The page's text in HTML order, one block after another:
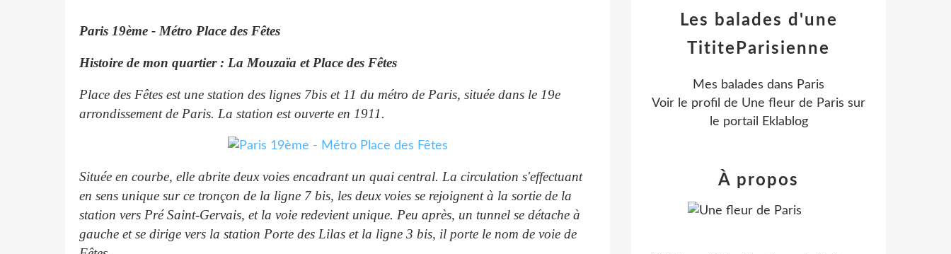
Paris 19ème - Métro Place des Fêtes
Histoire de mon quartier : La Mouzaïa et Place des Fêtes
Place des Fêtes est une station des lignes 7bis et 11 du métro de Paris, située dans le 19e
arrondissement de Paris. La station est ouverte en 1911.
Située en courbe, elle abrite deux voies encadrant un quai central. La circulation s'effectuant
en sens unique sur ce tronçon de la ligne 7 bis, les deux voies se rejoignent à la sortie de la
station vers Pré Saint-Gervais, et la voie redevient unique. Peu après, un tunnel se détache à
gauche et se dirige vers la station Porte des Lilas et la ligne 3 bis, il porte le nom de voie de
Les balades d'une
TititeParisienne
Mes balades dans Paris
Voir le profil de Une fleur de Paris sur
le portail Eklablog
À propos